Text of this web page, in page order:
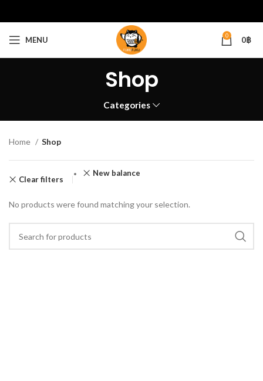
MENU 0 0฿
Shop
Categories
Home Shop
Clear filters
New balance
No products were found matching your selection.